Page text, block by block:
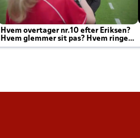
Hvem overtager nr.10 efter Eriksen?
Hvem glemmer sit pas? Hvem ringer
Joachim altid til efter kampe?